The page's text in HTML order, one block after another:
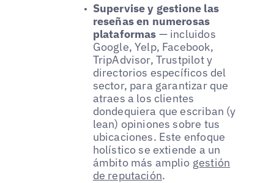
Supervise y gestione las
reseñas en numerosas
plataformas — incluidos
Google, Yelp, Facebook,
TripAdvisor, Trustpilot y
directorios específicos del
sector, para garantizar que
atraes a los clientes
dondequiera que escriban (y
lean) opiniones sobre tus
ubicaciones. Este enfoque
holístico se extiende a un
ámbito más amplio gestión
de reputación.